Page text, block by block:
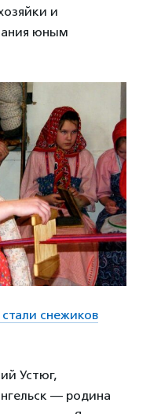
и
юным
cнежиков
Устюг,
— родина